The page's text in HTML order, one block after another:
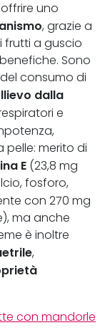
uno
, grazie a
frutti a guscio
Sono
consumo di
dalla
e
pelle: merito di
E (23,8 mg
fosforo,
con 270 mg
ma anche
è inoltre
,
con mandorle